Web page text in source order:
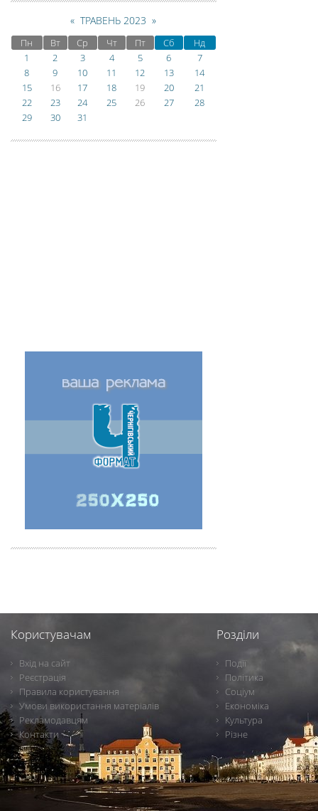
« ТРАВЕНЬ 2023 »
Пн Вт Ср Чт Пт Сб
Нд
1
2 3 4 5 6
7
8
9 10 11 12 13
14
15
16 17 18 19 20
21
22
23 24 25 26 27
28
29
30 31
Користувачам
Вхід на сайт
Реєстрація
Правила користування
Умови використання матеріалів
Рекламодавцям
Контакти
Розділи
Події
Політика
Соціум
Економіка
Культура
Різне